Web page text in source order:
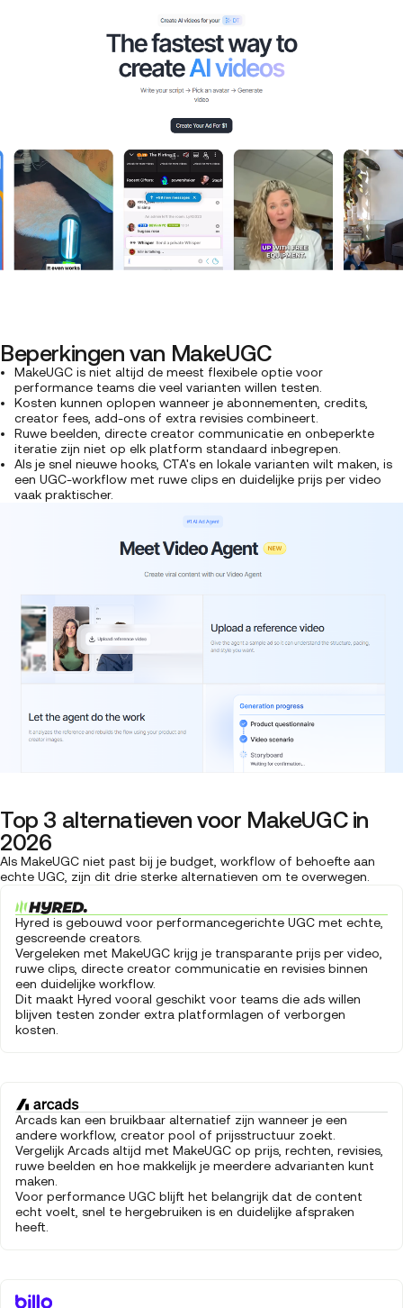
Beperkingen van MakeUGC
MakeUGC is niet altijd de meest flexibele optie voor
performance teams die veel varianten willen testen.
Kosten kunnen oplopen wanneer je abonnementen, credits,
creator fees, add-ons of extra revisies combineert.
Ruwe beelden, directe creator communicatie en onbeperkte
iteratie zijn niet op elk platform standaard inbegrepen.
Als je snel nieuwe hooks, CTA's en lokale varianten wilt maken, is
een UGC-workflow met ruwe clips en duidelijke prijs per video
vaak praktischer.
Top 3 alternatieven voor MakeUGC in
2026
Als MakeUGC niet past bij je budget, workflow of behoefte aan
echte UGC, zijn dit drie sterke alternatieven om te overwegen.
Hyred is gebouwd voor performancegerichte UGC met echte,
gescreende creators.
Vergeleken met MakeUGC krijg je transparante prijs per video,
ruwe clips, directe creator communicatie en revisies binnen
een duidelijke workflow.
Dit maakt Hyred vooral geschikt voor teams die ads willen
blijven testen zonder extra platformlagen of verborgen
kosten.
Arcads kan een bruikbaar alternatief zijn wanneer je een
andere workflow, creator pool of prijsstructuur zoekt.
Vergelijk Arcads altijd met MakeUGC op prijs, rechten, revisies,
ruwe beelden en hoe makkelijk je meerdere advarianten kunt
maken.
Voor performance UGC blijft het belangrijk dat de content
echt voelt, snel te hergebruiken is en duidelijke afspraken
heeft.